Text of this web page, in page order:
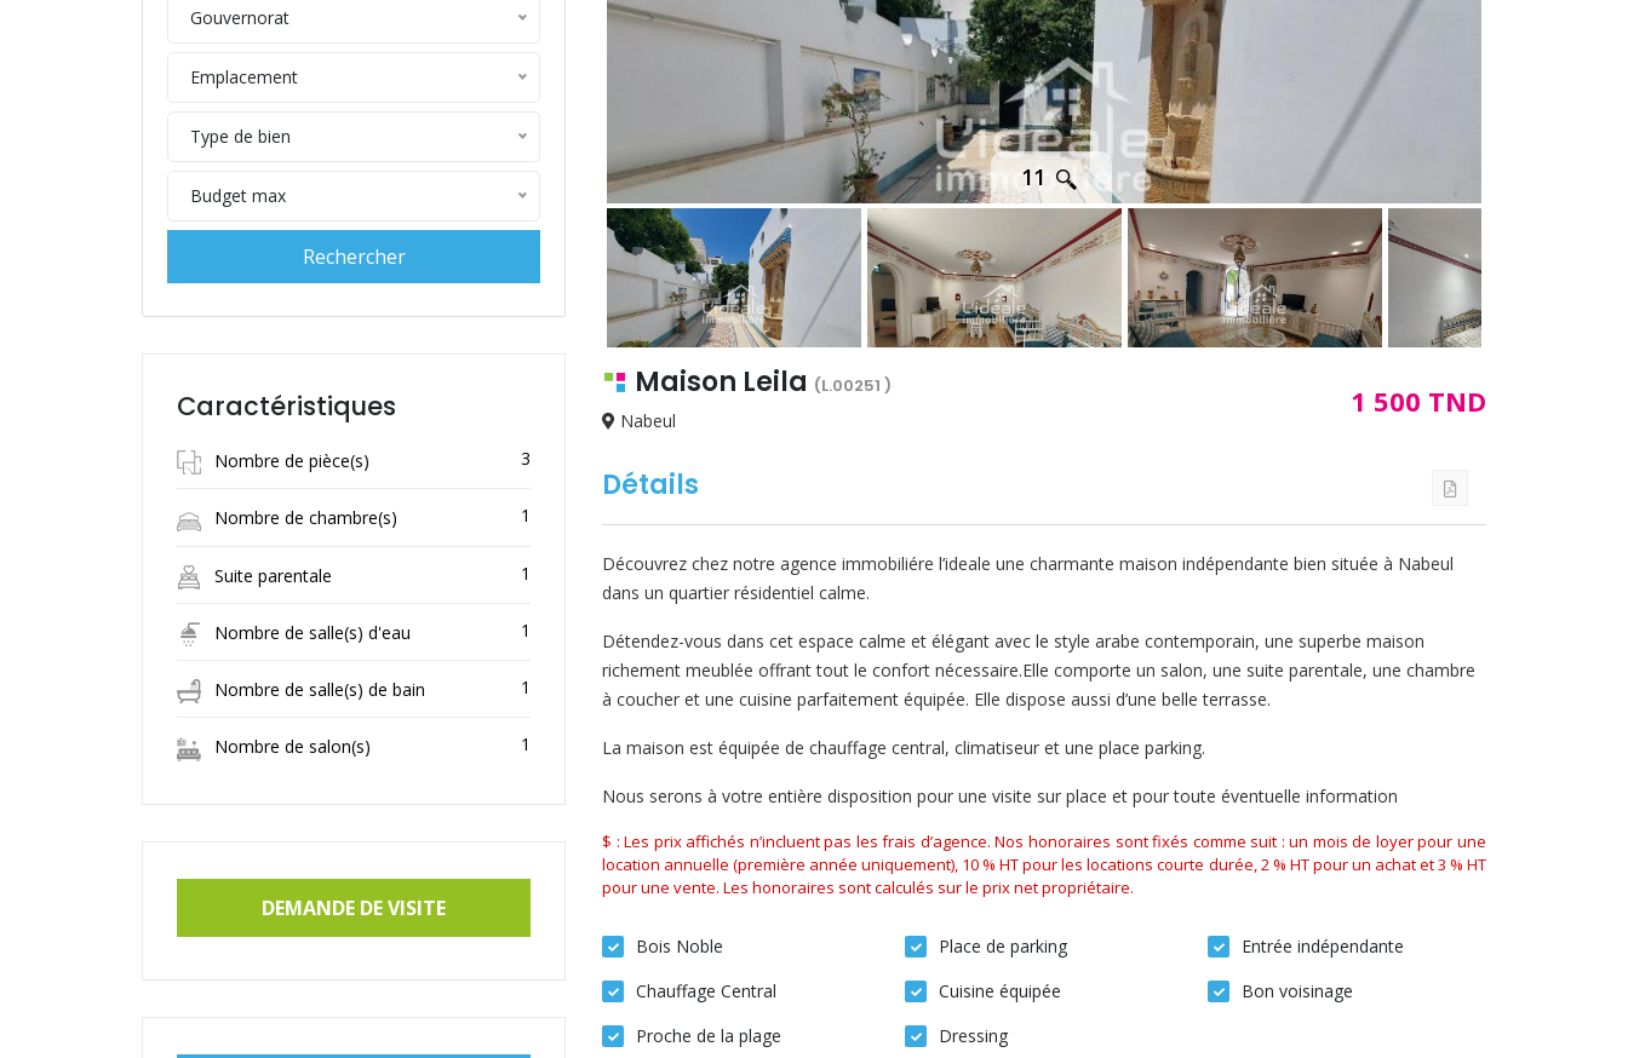
Gouvernorat
Emplacement
Type de bien
Budget max
Caractéristiques
Nombre de pièce(s) 3
Nombre de chambre(s) 1
Suite parentale 1
Nombre de salle(s) d'eau 1
Nombre de salle(s) de bain 1
Nombre de salon(s) 1
DEMANDE DE VISITE
11
Maison Leila (L.00251 )
Nabeul
1 500 TND
Détails
Découvrez chez notre agence immobiliére l’ideale une charmante maison indépendante bien située à Nabeul
dans un quartier résidentiel calme.
Détendez-vous dans cet espace calme et élégant avec le style arabe contemporain, une superbe maison
richement meublée offrant tout le confort nécessaire.Elle comporte un salon, une suite parentale, une chambre
à coucher et une cuisine parfaitement équipée. Elle dispose aussi d’une belle terrasse.
La maison est équipée de chauffage central, climatiseur et une place parking.
Nous serons à votre entière disposition pour une visite sur place et pour toute éventuelle information
$ : Les prix affichés n’incluent pas les frais d’agence. Nos honoraires sont fixés comme suit : un mois de loyer pour une
location annuelle (première année uniquement), 10 % HT pour les locations courte durée, 2 % HT pour un achat et 3 % HT
pour une vente. Les honoraires sont calculés sur le prix net propriétaire.
Bois Noble
Chauffage Central
Proche de la plage
Place de parking
Cuisine équipée
Dressing
Entrée indépendante
Bon voisinage